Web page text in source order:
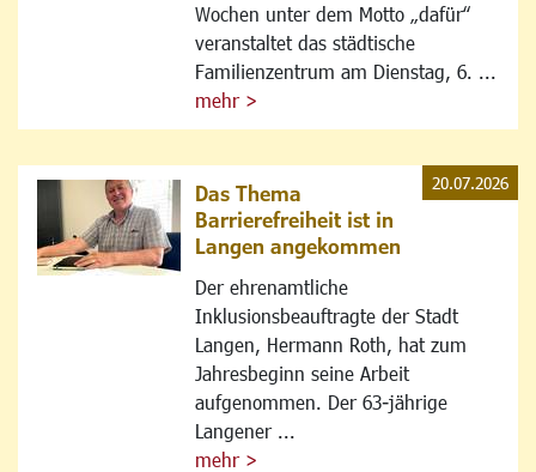
Wochen unter dem Motto „dafür“
veranstaltet das städtische
Familienzentrum am Dienstag, 6. ...
mehr >
Das Thema
Barrierefreiheit ist in
Langen angekommen
Der ehrenamtliche
Inklusionsbeauftragte der Stadt
Langen, Hermann Roth, hat zum
Jahresbeginn seine Arbeit
aufgenommen. Der 63-jährige
Langener ...
mehr >
20.07.2026